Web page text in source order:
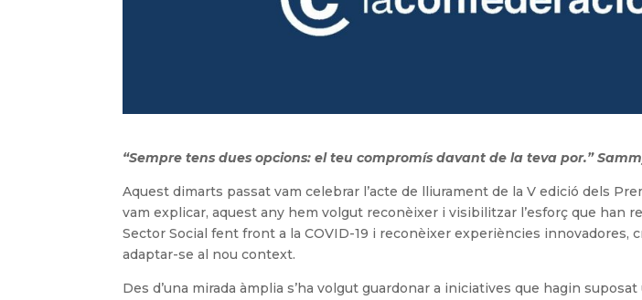
“Sempre tens dues opcions: el teu compromís davant de la teva por.”
Aquest dimarts passat vam celebrar l’acte de lliurament de la V edició dels
vam explicar, aquest any hem volgut reconèixer i visibilitzar l’esforç que han
Sector Social fent front a la COVID-19 i reconèixer experiències innovadores,
adaptar-se al nou context.
Des d’una mirada àmplia s’ha volgut guardonar a iniciatives que hagin